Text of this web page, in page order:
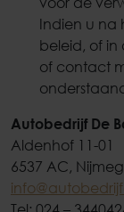
Indien u na
beleid, of in
of contact
Autobedrijf De
Aldenhof 11-01
6537 AC,